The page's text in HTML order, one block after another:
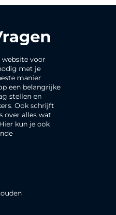
website voor
met je
manier
een belangrijke
stellen en
Ook schrijft
over alles wat
kun je ook